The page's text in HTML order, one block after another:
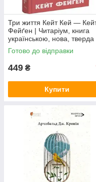
Три життя Кейт Кей —
Фейґен | Читаріум, книга
українською, нова, тверда
Готово до відправки
449 ₴
Купити